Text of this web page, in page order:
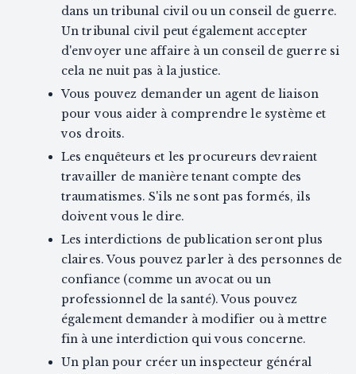
dans un tribunal civil ou un conseil de guerre.
Un tribunal civil peut également accepter
d'envoyer une affaire à un conseil de guerre si
cela ne nuit pas à la justice.
Vous pouvez demander un agent de liaison
pour vous aider à comprendre le système et
vos droits.
Les enquêteurs et les procureurs devraient
travailler de manière tenant compte des
traumatismes. S'ils ne sont pas formés, ils
doivent vous le dire.
Les interdictions de publication seront plus
claires. Vous pouvez parler à des personnes de
confiance (comme un avocat ou un
professionnel de la santé). Vous pouvez
également demander à modifier ou à mettre
fin à une interdiction qui vous concerne.
Un plan pour créer un inspecteur général